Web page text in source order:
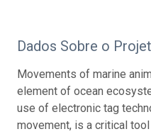
Dados Sobre o
Movements of marine
element of ocean
use of electronic tag
movement, is a critical